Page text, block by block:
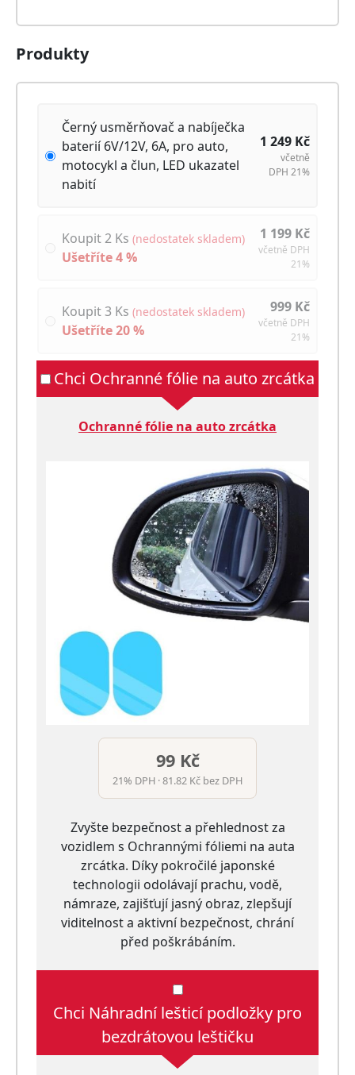
Produkty
Černý usměrňovač a nabíječka
baterií 6V/12V, 6A, pro auto,
motocykl a člun, LED ukazatel
nabití
1 249 Kč
včetně
DPH 21%
Koupit 2 Ks (nedostatek skladem)
Ušetříte4%
1 199 Kč
včetně DPH
21%
Koupit 3 Ks (nedostatek skladem)
Ušetříte20%
999 Kč
včetně DPH
21%
Chci Ochranné fólie na auto zrcátka
Ochranné fólie na auto zrcátka
99 Kč
21% DPH · 81.82 Kč bez DPH
Zvyšte bezpečnost a přehlednost za
vozidlem s Ochrannými fóliemi na auta
zrcátka. Díky pokročilé japonské
technologii odolávají prachu, vodě,
námraze, zajišťují jasný obraz, zlepšují
viditelnost a aktivní bezpečnost, chrání
před poškrábáním.
Chci Náhradní lešticí podložky pro
bezdrátovou leštičku